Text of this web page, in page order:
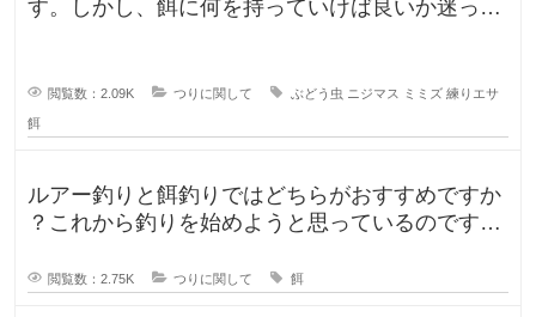
す。しかし、餌に何を持っていけば良いか迷って
閲覧数：2.09K つりに関して ぶどう虫 ニジマス ミミズ 練りエサ
餌
ルアー釣りと餌釣りではどちらがおすすめですか
？これから釣りを始めようと思っているのです
閲覧数：2.75K つりに関して 餌